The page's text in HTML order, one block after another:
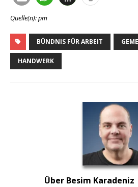
Quelle(n): pm
BÜNDNIS FÜR ARBEIT
HANDWERK
Über Besim Karadeniz